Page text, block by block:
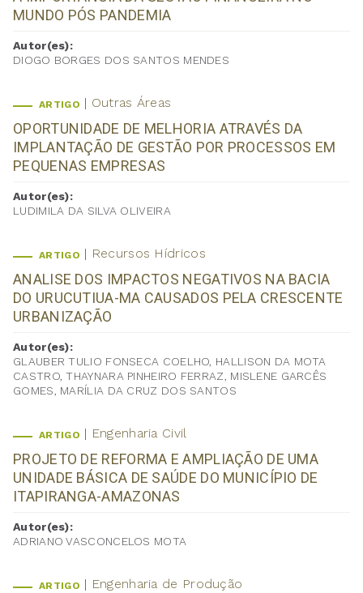
MUNDO PÓS PANDEMIA
Autor(es):
DIOGO BORGES DOS SANTOS MENDES
ARTIGO Outras Áreas
OPORTUNIDADE DE MELHORIA ATRAVÉS DA
IMPLANTAÇÃO DE GESTÃO POR PROCESSOS EM
PEQUENAS EMPRESAS
Autor(es):
LUDIMILA DA SILVA OLIVEIRA
ARTIGO Recursos Hídricos
ANALISE DOS IMPACTOS NEGATIVOS NA BACIA
DO URUCUTIUA-MA CAUSADOS PELA CRESCENTE
URBANIZAÇÃO
Autor(es):
GLAUBER TULIO FONSECA COELHO, HALLISON DA MOTA
CASTRO, THAYNARA PINHEIRO FERRAZ, MISLENE GARCÊS
GOMES, MARÍLIA DA CRUZ DOS SANTOS
ARTIGO Engenharia Civil
PROJETO DE REFORMA E AMPLIAÇÃO DE UMA
UNIDADE BÁSICA DE SAÚDE DO MUNICÍPIO DE
ITAPIRANGA-AMAZONAS
Autor(es):
ADRIANO VASCONCELOS MOTA
ARTIGO Engenharia de Produção